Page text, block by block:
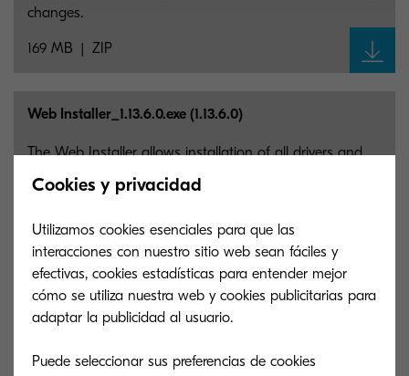
169 MB ZIP
changes.
Web Installer_ 1.13.6.0.exe (1.13.6.0)
The Web Installer allows installation of all drivers and
utilities needed in one download.
MA4500ci/MA4000cifx/PA4500ci Series KX Driver
(8.2.2819)
97 MB EXE
Cookies y privacidad
Utilizamos cookies esenciales para que las
interacciones con nuestro sitio web sean fáciles y
efectivas, cookies estadísticas para entender mejor
cómo se utiliza nuestra web y cookies publicitarias para
adaptar la publicidad al usuario.
Puede seleccionar sus preferencias de cookies